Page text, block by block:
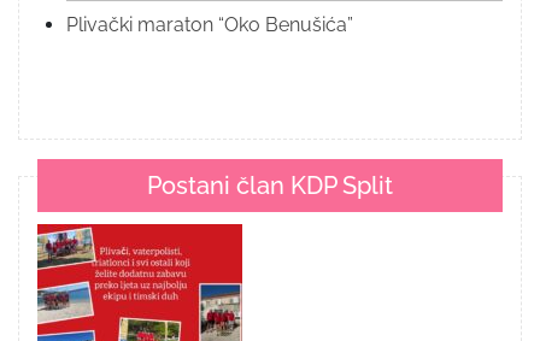
Plivački maraton “Oko Benušića”
Postani član KDP Split